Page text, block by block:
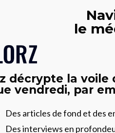
le
décrypte la voile
vendredi, par
Des articles de fond et des
Des interviews en